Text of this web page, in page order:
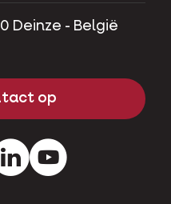
Deinze - België
op
LinkedInYoutube